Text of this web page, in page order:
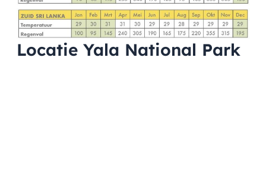
Locatie Yala National Park